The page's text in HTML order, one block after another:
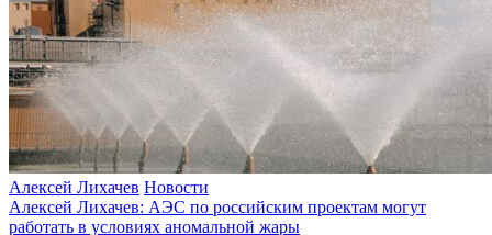
Алексей Лихачев Новости
Алексей Лихачев: АЭС по российским проектам могут
работать в условиях аномальной жары